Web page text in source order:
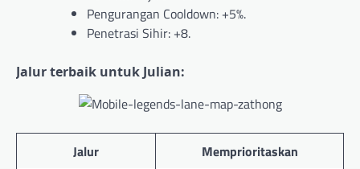
Pengurangan Cooldown: +5%.
Penetrasi Sihir: +8.
Jalur terbaik untuk Julian:
Jalur
Memprioritaskan